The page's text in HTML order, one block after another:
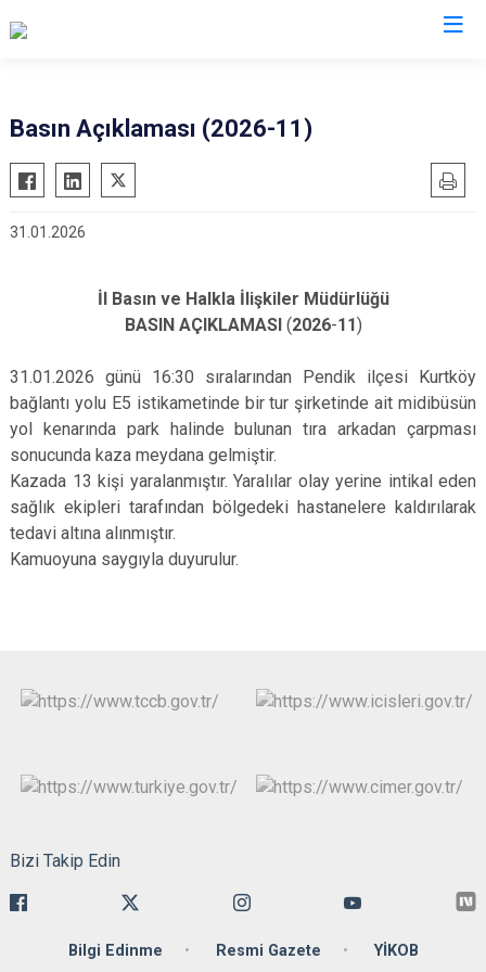
Basın Açıklaması (2026-11)
31.01.2026
İl Basın ve Halkla İlişkiler Müdürlüğü
BASIN AÇIKLAMASI(2026-11)
31.01.2026 günü 16:30 sıralarından Pendik ilçesi Kurtköy
bağlantı yolu E5 istikametinde bir tur şirketinde ait midibüsün
yol kenarında park halinde bulunan tıra arkadan çarpması
sonucunda kaza meydana gelmiştir.
Kazada 13 kişi yaralanmıştır. Yaralılar olay yerine intikal eden
sağlık ekipleri tarafından bölgedeki hastanelere kaldırılarak
tedavi altına alınmıştır.
Kamuoyuna saygıyla duyurulur.
Bizi Takip Edin
Bilgi Edinme Resmi Gazete YİKOB